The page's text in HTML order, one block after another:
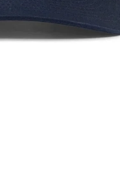
RY-
BD270
14 890